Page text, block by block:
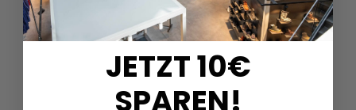
JETZT 10€
SPAREN!